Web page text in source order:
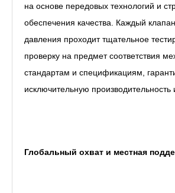
на основе передовых технологий и
обеспечения качества. Каждый
давления проходит тщательное
проверку на предмет соответствия
стандартам и спецификациям,
исключительную производительность
Глобальный охват и местная